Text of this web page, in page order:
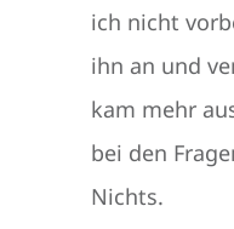
ich nicht
ihn an und
kam mehr
bei den
Nichts.